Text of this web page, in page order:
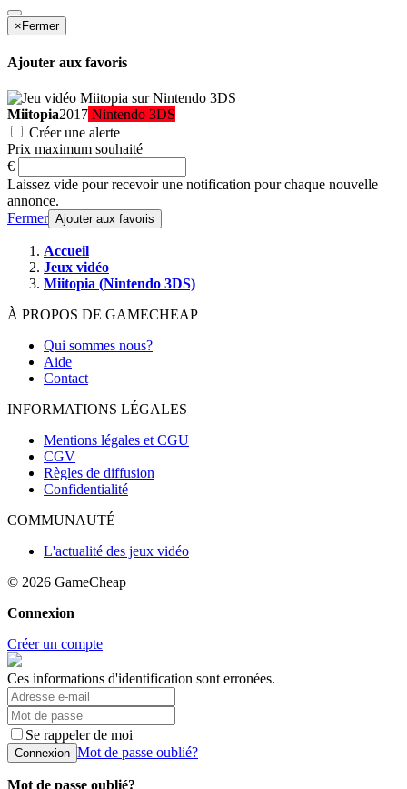
× Fermer
Ajouter aux favoris
Miitopia2017 Nintendo 3DS
Créer une alerte
Prix maximum souhaité
€
Laissez vide pour recevoir une notification pour chaque nouvelle
annonce.
Fermer Ajouter aux favoris
Accueil
Jeux vidéo
Miitopia (Nintendo 3DS)
À PROPOS DE GAMECHEAP
Qui sommes nous?
Aide
Contact
INFORMATIONS LÉGALES
Mentions légales et CGU
CGV
Règles de diffusion
Confidentialité
COMMUNAUTÉ
L'actualité des jeux vidéo
© 2026 GameCheap
Connexion
Créer un compte
Ces informations d'identification sont erronées.
Se rappeler de moi
Connexion Mot de passe oublié?
Mot de passe oublié?